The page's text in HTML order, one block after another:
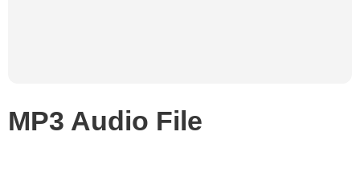
MP3 Audio File